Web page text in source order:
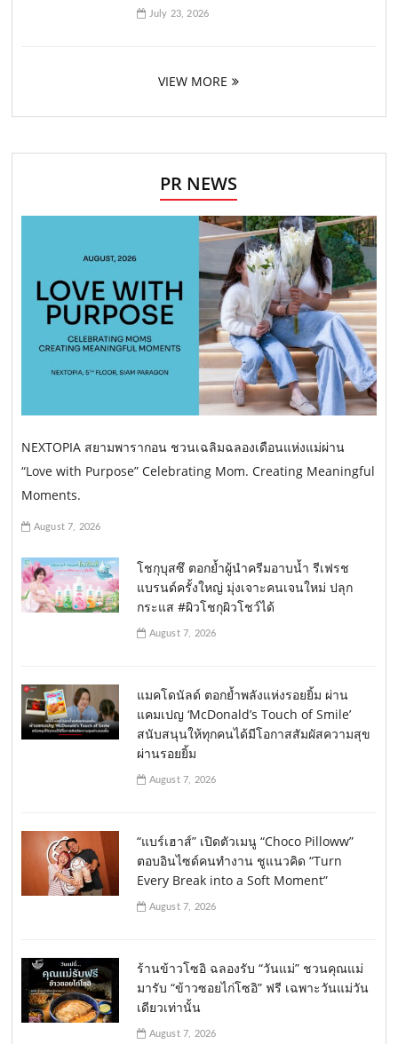
July 23, 2026
VIEW MORE
PR NEWS
NEXTOPIA สยามพารากอน ชวนเฉลิมฉลองเดือนแห่งแม่ผ่าน
“Love with Purpose” Celebrating Mom. Creating Meaningful
Moments.
August 7, 2026
โชกุบุสซึ ตอกย้ำผู้นำครีมอาบน้ำ รีเฟรช
แบรนด์ครั้งใหญ่ มุ่งเจาะคนเจนใหม่ ปลุก
กระแส #ผิวโชกุผิวโชว์ได้
August 7, 2026
แมคโดนัลด์ ตอกย้ำพลังแห่งรอยยิ้ม ผ่าน
แคมเปญ ‘McDonald’s Touch of Smile’
สนับสนุนให้ทุกคนได้มีโอกาสสัมผัสความสุข
ผ่านรอยยิ้ม
August 7, 2026
“แบร์เฮาส์” เปิดตัวเมนู “Choco Pilloww”
ตอบอินไซด์คนทำงาน ชูแนวคิด “Turn
Every Break into a Soft Moment”
August 7, 2026
ร้านข้าวโซอิ ฉลองรับ “วันแม่” ชวนคุณแม่
มารับ “ข้าวซอยไก่โซอิ” ฟรี เฉพาะวันแม่วัน
เดียวเท่านั้น
August 7, 2026